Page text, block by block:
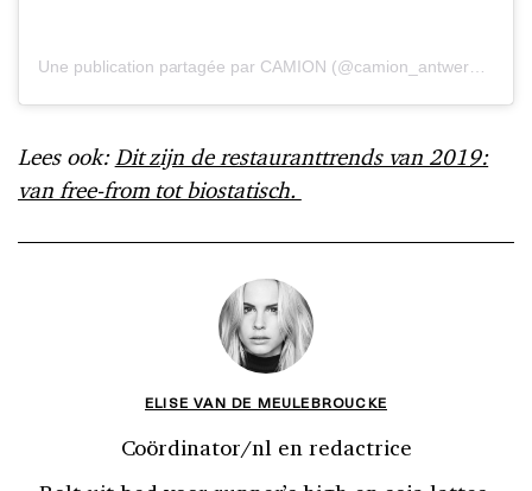
Lees ook: Dit zijn de restauranttrends van 2019:
van free-from tot biostatisch.
ELISE VAN DE MEULEBROUCKE
Coördinator/nl en redactrice